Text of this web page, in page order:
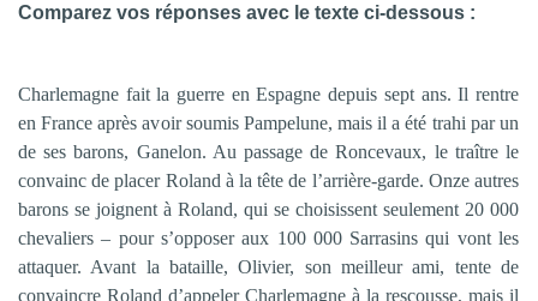
Comparez vos réponses avec le texte ci-dessous :
Charlemagne fait la guerre en Espagne depuis sept ans. Il rentre
en France après avoir soumis Pampelune, mais il a été trahi par un
de ses barons, Ganelon. Au passage de Roncevaux, le traître le
convainc de placer Roland à la tête de l’arrière-garde. Onze autres
barons se joignent à Roland, qui se choisissent seulement 20 000
chevaliers – pour s’opposer aux 100 000 Sarrasins qui vont les
attaquer. Avant la bataille, Olivier, son meilleur ami, tente de
convaincre Roland d’appeler Charlemagne à la rescousse, mais il